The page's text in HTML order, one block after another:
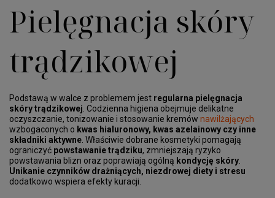
Pielęgnacja skóry
trądzikowej
Podstawą w walce z problemem jest regularna pielęgnacja
skóry trądzikowej . Codzienna higiena obejmuje delikatne
oczyszczanie, tonizowanie i stosowanie kremów nawilżających
wzbogaconych o kwas hialuronowy, kwas azelainowy czy inne
składniki aktywne . Właściwie dobrane kosmetyki pomagają
ograniczyć powstawanie trądziku, zmniejszają ryzyko
powstawania blizn oraz poprawiają ogólną kondycję skóry
Unikanie czynników drażniących, niezdrowej diety i stresu
dodatkowo wspiera efekty kuracji.